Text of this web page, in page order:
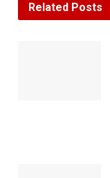
Related Posts